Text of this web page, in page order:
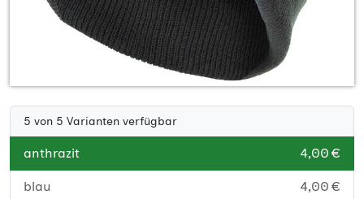
5 von 5 Varianten verfügbar
anthrazit 4,00 €
blau 4,00 €